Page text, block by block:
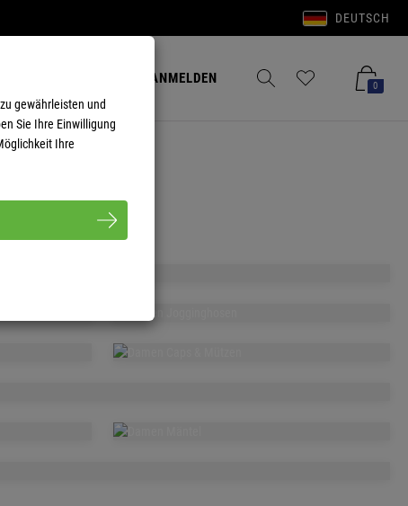
DEUTSCH
AnmeldenANMELDEN Merkzettel aufklappenWarenkorb
0
TOPS
gewährleisten und
Sie Ihre Einwilligung
Ihre